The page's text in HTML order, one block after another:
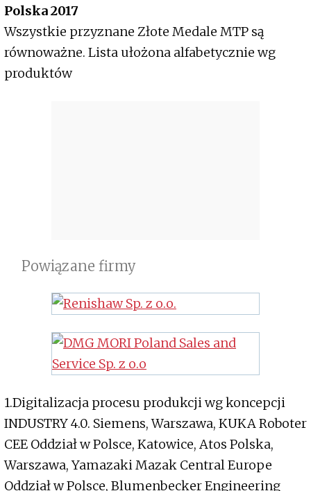
Polska 2017
Wszystkie przyznane Złote Medale MTP są
równoważne. Lista ułożona alfabetycznie wg
produktów
Powiązane firmy
1.Digitalizacja procesu produkcji wg koncepcji
INDUSTRY 4.0. Siemens, Warszawa, KUKA Roboter
CEE Oddział w Polsce, Katowice, Atos Polska,
Warszawa, Yamazaki Mazak Central Europe
Oddział w Polsce, Blumenbecker Engineering